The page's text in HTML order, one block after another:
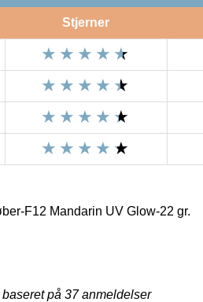
Stjerner
F12 Mandarin UV Glow-22 gr.
på 37anmeldelser